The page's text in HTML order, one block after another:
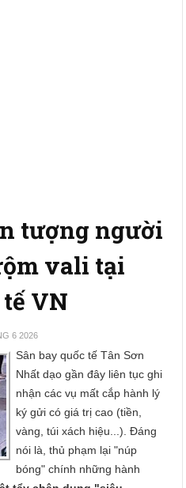
tượng người
vali tại
VN
6 2026
Sân bay quốc tế Tân Sơn
Nhất dạo gần đây liên tục ghi
nhận các vụ mất cắp hành lý
ký gửi có giá trị cao (tiền,
vàng, túi xách hiệu...). Đáng
nói là, thủ phạm lại "núp
bóng" chính những hành